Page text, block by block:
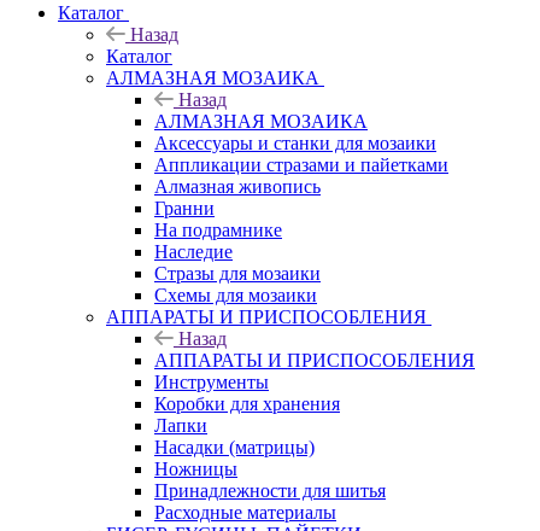
Каталог
Назад
Каталог
АЛМАЗНАЯ МОЗАИКА
Назад
АЛМАЗНАЯ МОЗАИКА
Аксессуары и станки для мозаики
Аппликации стразами и пайетками
Алмазная живопись
Гранни
На подрамнике
Наследие
Стразы для мозаики
Схемы для мозаики
АППАРАТЫ И ПРИСПОСОБЛЕНИЯ
Назад
АППАРАТЫ И ПРИСПОСОБЛЕНИЯ
Инструменты
Коробки для хранения
Лапки
Насадки (матрицы)
Ножницы
Принадлежности для шитья
Расходные материалы